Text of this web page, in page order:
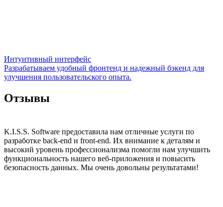
Интуитивный интерфейс
Разрабатываем удобный фронтенд и надежный бэкенд для
улучшения пользовательского опыта.
Отзывы
K.I.S.S. Software предоставила нам отличные услуги по
разработке back-end и front-end. Их внимание к деталям и
высокий уровень профессионализма помогли нам улучшить
функциональность нашего веб-приложения и повысить
безопасность данных. Мы очень довольны результатами!